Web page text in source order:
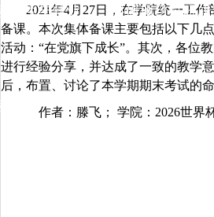
招生与就业
科研项目科研成
2021年4月 27日， 在学院统一工作
备课。本次集体备课主要包括以下几
活动： “在党旗下成长”。其次，各位
进行经验分享，并达成了一致的教学
后，布置、讨论了本学期期末考试的命
作者：滕飞；
学院：2026世界